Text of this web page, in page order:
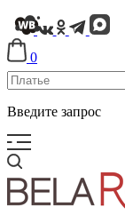
0
Введите запрос